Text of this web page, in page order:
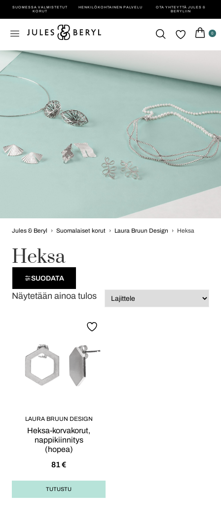
SUOMESSA VALMISTETUT
KORUT
HENKILÖ­KOHTAINEN PALVELU
OTA YHTEYTTÄ JULES &
BERYLIIN
0
Jules & Beryl › Suomalaiset korut › Laura Bruun Design › Heksa
Heksa
SUODATA
Näytetään ainoa tulos
LAURA BRUUN DESIGN
Heksa-korvakorut,
nappikiinnitys
(hopea)
81€
TUTUSTU